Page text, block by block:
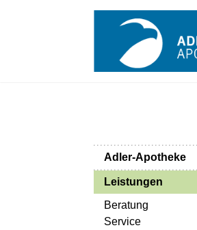
Adler-Apotheke
Leistungen
Beratung
Service